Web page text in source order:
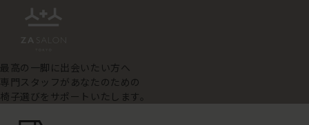
最高の一脚に出会いたい方へ
専門スタッフがあなたのための
椅子選びをサポートいたします。